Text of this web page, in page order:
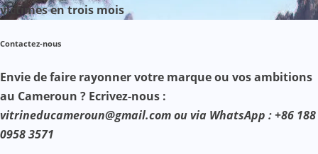
victimes en trois mois
Contactez-nous
Envie de faire rayonner votre marque ou vos ambitions
au Cameroun ? Ecrivez-nous :
vitrineducameroun@gmail.com ou via WhatsApp : +86 188
0958 3571